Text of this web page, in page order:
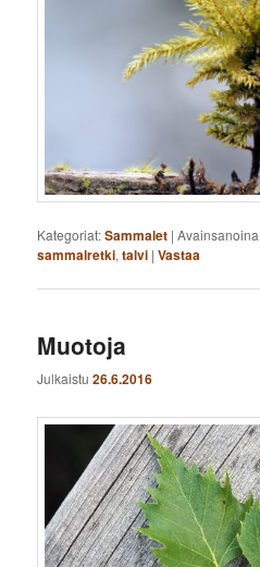
Kategoriat:Sammalet |Avainsanoina
sammalretki,talvi |Vastaa
Muotoja
Julkaistu26.6.2016